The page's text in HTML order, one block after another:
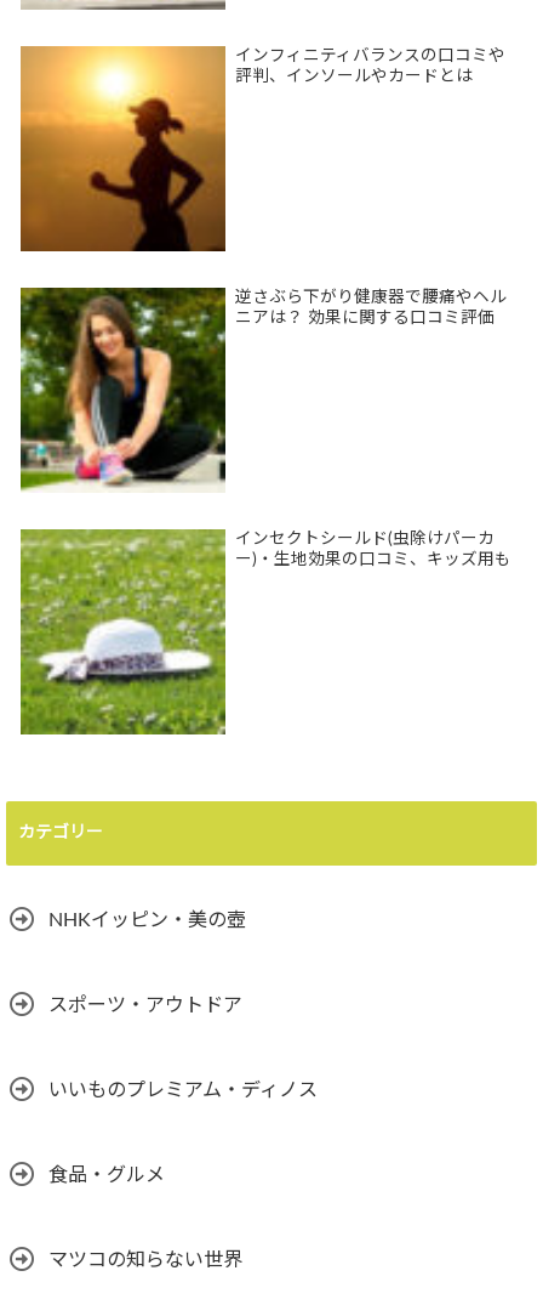
インフィニティバランスの口コミや
評判、インソールやカードとは
逆さぶら下がり健康器で腰痛やヘル
ニアは？ 効果に関する口コミ評価
インセクトシールド(虫除けパーカ
ー)・生地効果の口コミ、キッズ用も
カテゴリー
NHKイッピン・美の壺
スポーツ・アウトドア
いいものプレミアム・ディノス
食品・グルメ
マツコの知らない世界